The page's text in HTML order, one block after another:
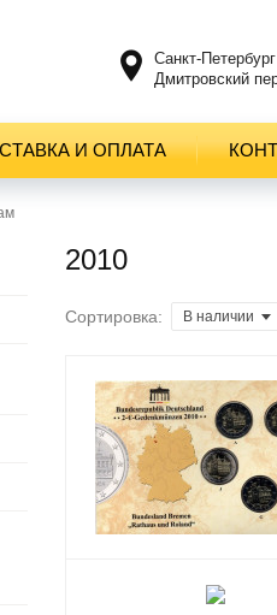
Санкт-Петербург
Дмитровский
И ОПЛАТА
2010
Сортировка: В наличии